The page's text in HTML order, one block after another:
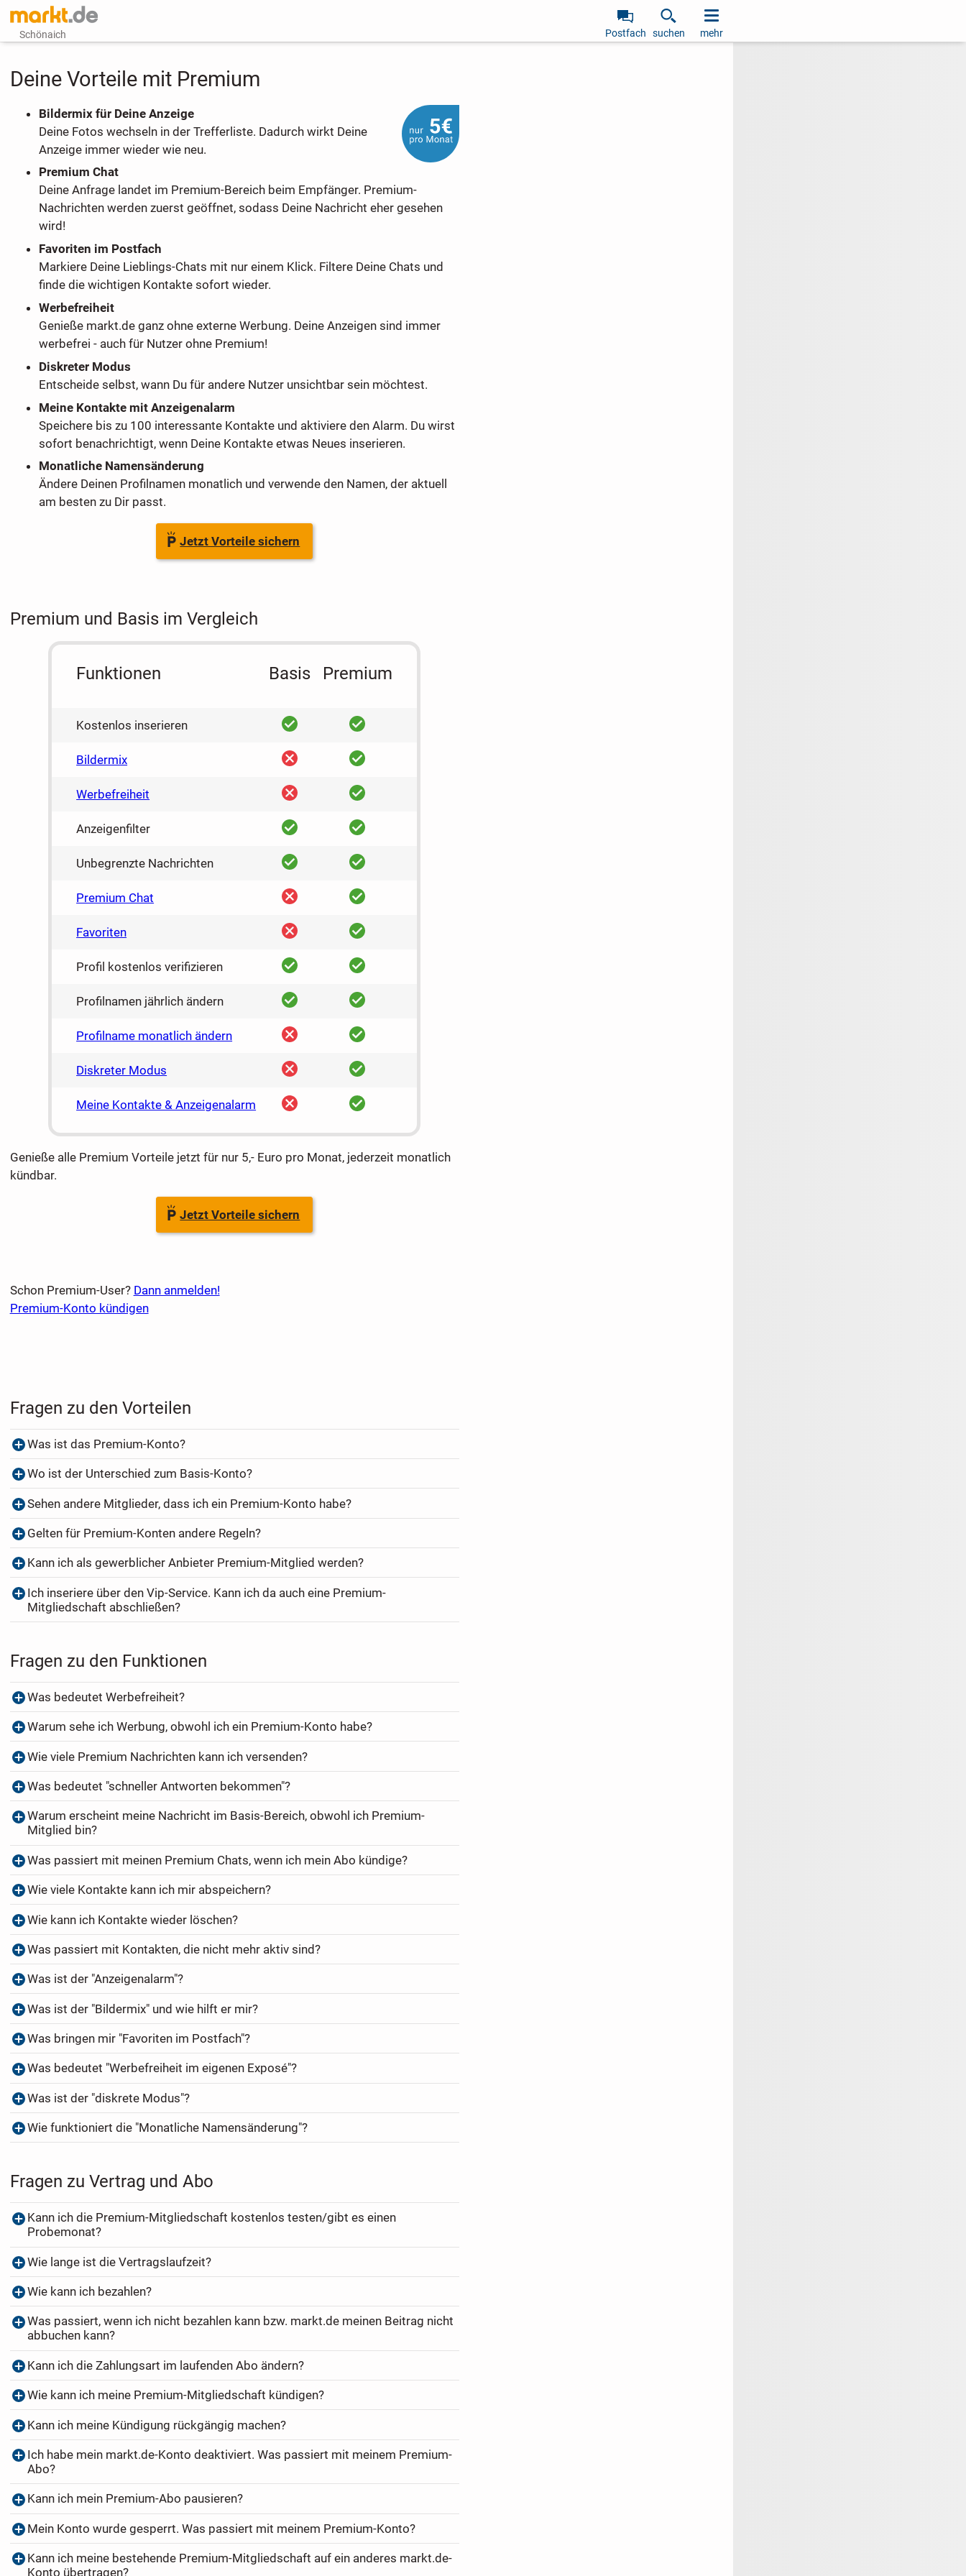
Schönaich Postfach suchen mehr
Deine Vorteile mit Premium
Bildermix für Deine Anzeige
Deine Fotos wechseln in der Trefferliste. Dadurch wirkt Deine
Anzeige immer wieder wie neu.
Premium Chat
Deine Anfrage landet im Premium-Bereich beim Empfänger. Premium-
Nachrichten werden zuerst geöffnet, sodass Deine Nachricht eher gesehen
wird!
Favoriten im Postfach
Markiere Deine Lieblings-Chats mit nur einem Klick. Filtere Deine Chats und
finde die wichtigen Kontakte sofort wieder.
Werbefreiheit
Genieße markt.de ganz ohne externe Werbung. Deine Anzeigen sind immer
werbefrei - auch für Nutzer ohne Premium!
Diskreter Modus
Entscheide selbst, wann Du für andere Nutzer unsichtbar sein möchtest.
Meine Kontakte mit Anzeigenalarm
Speichere bis zu 100 interessante Kontakte und aktiviere den Alarm. Du wirst
sofort benachrichtigt, wenn Deine Kontakte etwas Neues inserieren.
Monatliche Namensänderung
Ändere Deinen Profilnamen monatlich und verwende den Namen, der aktuell
am besten zu Dir passt.
Jetzt Vorteile sichern
Premium und Basis im Vergleich
Funktionen Basis Premium
Kostenlos inserieren ja ja
Bildermix nein ja
Werbefreiheit nein ja
Anzeigenfilter ja ja
Unbegrenzte Nachrichten ja ja
Premium Chat nein ja
Favoriten nein ja
Profil kostenlos verifizieren ja ja
Profilnamen jährlich ändern ja ja
Profilname monatlich ändern nein ja
Diskreter Modus nein ja
Meine Kontakte & Anzeigenalarm nein ja
Genieße alle Premium Vorteile jetzt für nur 5,- Euro pro Monat, jederzeit monatlich
kündbar.
Jetzt Vorteile sichern
Schon Premium-User? Dann anmelden!
Premium-Konto kündigen
Fragen zu den Vorteilen
Was ist das Premium-Konto?
Wo ist der Unterschied zum Basis-Konto?
Sehen andere Mitglieder, dass ich ein Premium-Konto habe?
Gelten für Premium-Konten andere Regeln?
Kann ich als gewerblicher Anbieter Premium-Mitglied werden?
Ich inseriere über den Vip-Service. Kann ich da auch eine Premium-
Mitgliedschaft abschließen?
Fragen zu den Funktionen
Was bedeutet Werbefreiheit?
Warum sehe ich Werbung, obwohl ich ein Premium-Konto habe?
Wie viele Premium Nachrichten kann ich versenden?
Was bedeutet "schneller Antworten bekommen"?
Warum erscheint meine Nachricht im Basis-Bereich, obwohl ich Premium-
Mitglied bin?
Was passiert mit meinen Premium Chats, wenn ich mein Abo kündige?
Wie viele Kontakte kann ich mir abspeichern?
Wie kann ich Kontakte wieder löschen?
Was passiert mit Kontakten, die nicht mehr aktiv sind?
Was ist der "Anzeigenalarm"?
Was ist der "Bildermix" und wie hilft er mir?
Was bringen mir "Favoriten im Postfach"?
Was bedeutet "Werbefreiheit im eigenen Exposé"?
Was ist der "diskrete Modus"?
Wie funktioniert die "Monatliche Namensänderung"?
Fragen zu Vertrag und Abo
Kann ich die Premium-Mitgliedschaft kostenlos testen/gibt es einen
Probemonat?
Wie lange ist die Vertragslaufzeit?
Wie kann ich bezahlen?
Was passiert, wenn ich nicht bezahlen kann bzw. markt.de meinen Beitrag nicht
abbuchen kann?
Kann ich die Zahlungsart im laufenden Abo ändern?
Wie kann ich meine Premium-Mitgliedschaft kündigen?
Kann ich meine Kündigung rückgängig machen?
Ich habe mein markt.de-Konto deaktiviert. Was passiert mit meinem Premium-
Abo?
Kann ich mein Premium-Abo pausieren?
Mein Konto wurde gesperrt. Was passiert mit meinem Premium-Konto?
Kann ich meine bestehende Premium-Mitgliedschaft auf ein anderes markt.de-
Konto übertragen?